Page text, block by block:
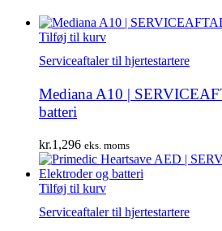
Tilføj til kurv
Serviceaftaler til hjertestartere
Mediana A10 |
batteri
kr.1,296 eks. moms
Tilføj til kurv
Serviceaftaler til hjertestartere